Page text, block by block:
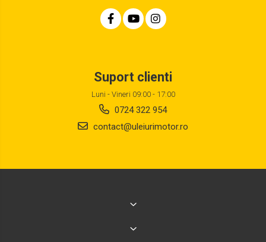
Suport clienti
Luni - Vineri 09:00 - 17:00
0724 322 954
contact@uleiurimotor.ro